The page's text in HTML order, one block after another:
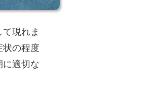
現れま
状の程度
に適切な